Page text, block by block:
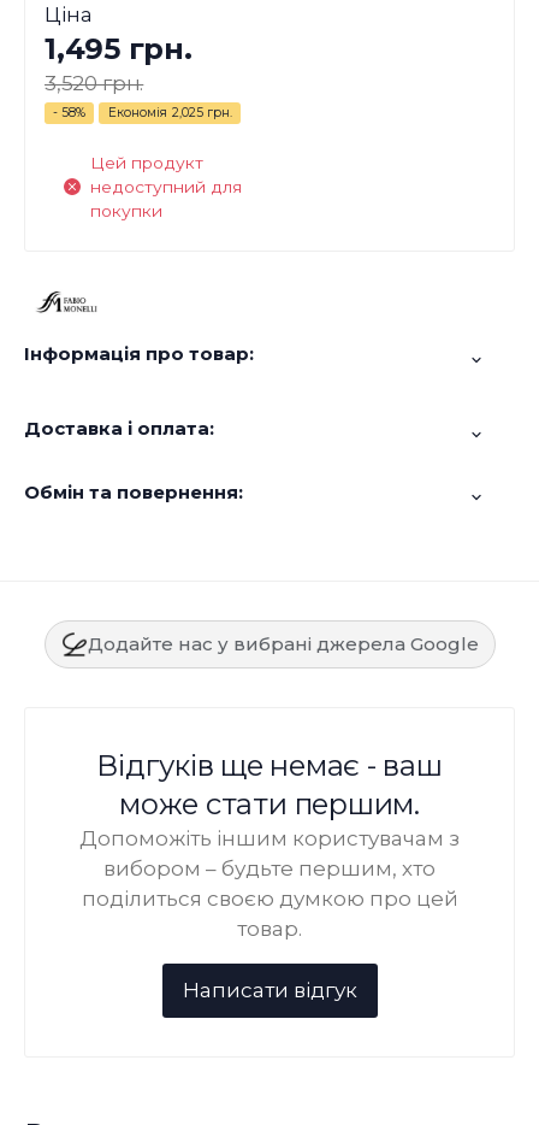
Ціна
1,495 грн.
3,520 грн.
- 58% Економія 2,025 грн.
Цей продукт
недоступний для
покупки
Інформація про товар:
Доставка і оплата:
Обмін та повернення:
Додайте нас у вибрані джерела Google
Відгуків ще немає - ваш
може стати першим.
Допоможіть іншим користувачам з
вибором – будьте першим, хто
поділиться своєю думкою про цей
товар.